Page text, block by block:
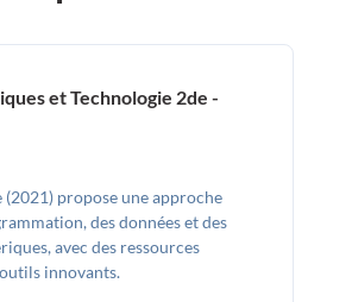
et Technologie 2de -
(2021) propose une approche
des données et des
avec des ressources
innovants.